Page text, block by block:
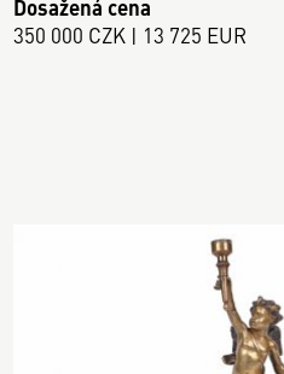
Dosažená cena
350 000 CZK | 13 725 EUR